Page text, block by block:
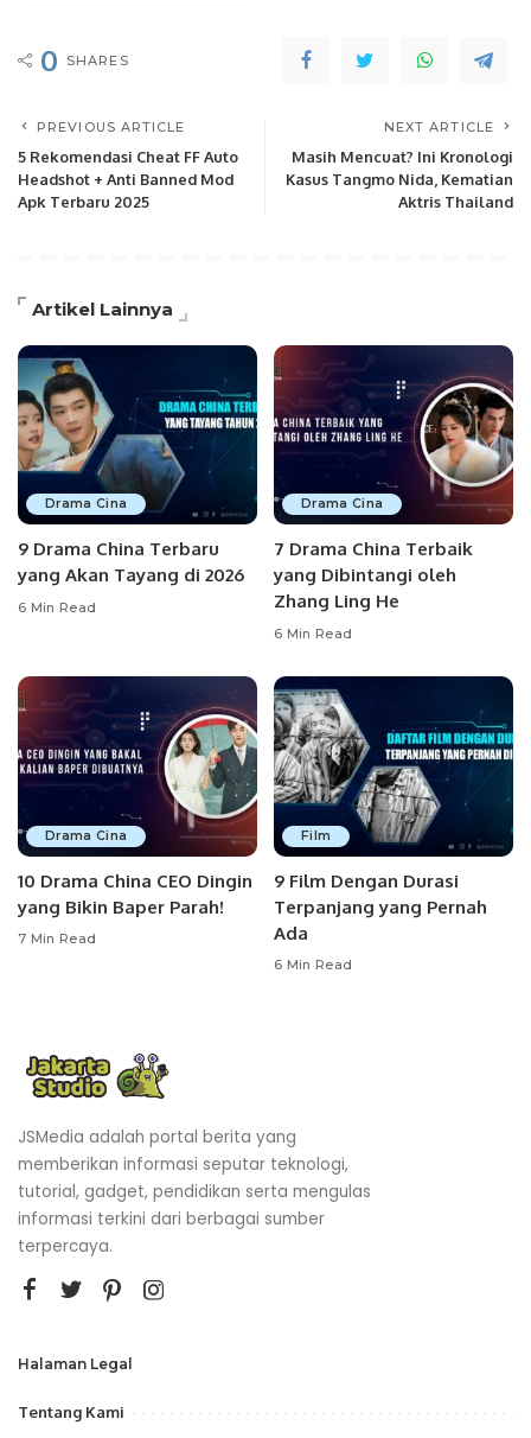
0 SHARES
PREVIOUS ARTICLE
5 Rekomendasi Cheat FF Auto
Headshot + Anti Banned Mod
Apk Terbaru 2025
NEXT ARTICLE
Masih Mencuat? Ini Kronologi
Kasus Tangmo Nida, Kematian
Aktris Thailand
Artikel Lainnya
Drama Cina
9 Drama China Terbaru
yang Akan Tayang di 2026
6 Min Read
Drama Cina
7 Drama China Terbaik
yang Dibintangi oleh
Zhang Ling He
6 Min Read
Drama Cina
10 Drama China CEO Dingin
yang Bikin Baper Parah!
7 Min Read
Film
9 Film Dengan Durasi
Terpanjang yang Pernah
Ada
6 Min Read
JSMedia adalah portal berita yang
memberikan informasi seputar teknologi,
tutorial, gadget, pendidikan serta mengulas
informasi terkini dari berbagai sumber
terpercaya.
Halaman Legal
Tentang Kami